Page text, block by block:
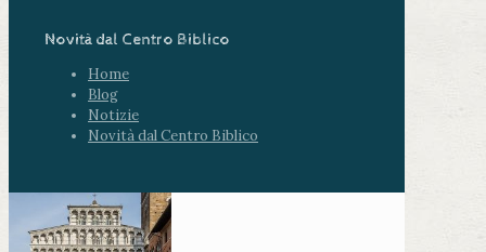
Novità dal Centro Biblico
Home
Blog
Notizie
Novità dal Centro Biblico